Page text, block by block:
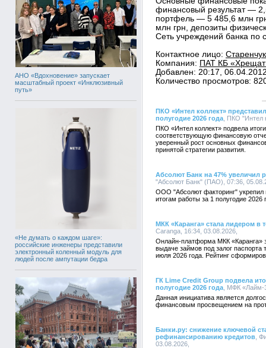
АНО «Вдохновение» запускает
масштабный проект «Инклюзивный
путь»
«Не думать о каждом шаге»:
российские инженеры представили
электронный коленный модуль для
людей после ампутации бедра
финансовый результат —
портфель — 5 485,6 млн
млн грн, депозиты
Сеть учреждений банка по
Контактное лицо:
Компания: ПАТ КБ
Добавлен: 20:17,
Количество просмотров:
ПКО «Интел коллект»
полугодие 2026 года , ПКО "Интел
ПКО «Интел коллект» подвела
соответствующую финансовую
уверенный рост основных
принятой стратегии развития.
Абсолют Банк на 47% увеличил
"Абсолют Банк" (ПАО), 07:36,
ООО "Абсолют факторинг" укрепил
итогам работы за 1 полугодие 2026
МКК «Каранга» стала лидером в
Caranga, 16:34, 03.08.2026,
Онлайн-платформа МКК «Каранга»
выдаче займов под залог паспорта
июля 2026 года. Рейтинг
ГК Lime Credit Group подвела
полугодие 2026 года , МФК
Данная инициатива является
финансовым просвещением на
Банки.ру: снижение ключевой
рефинансированию кредитов ,
03.08.2026,